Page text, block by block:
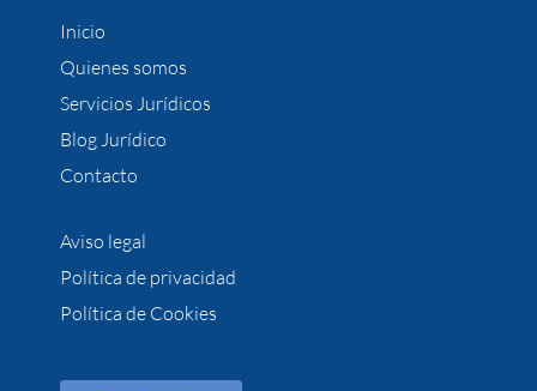
Inicio
Quienes somos
Servicios Jurídicos
Blog Jurídico
Contacto
Aviso legal
Política de privacidad
Política de Cookies